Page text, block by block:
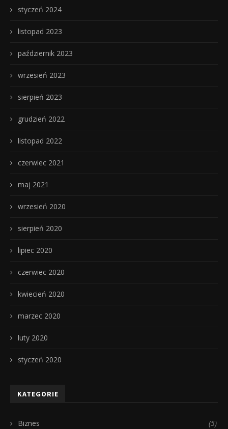
styczeń 2024
listopad 2023
październik 2023
wrzesień 2023
sierpień 2023
grudzień 2022
listopad 2022
czerwiec 2021
maj 2021
wrzesień 2020
sierpień 2020
lipiec 2020
czerwiec 2020
kwiecień 2020
marzec 2020
luty 2020
styczeń 2020
KATEGORIE
Biznes (5)